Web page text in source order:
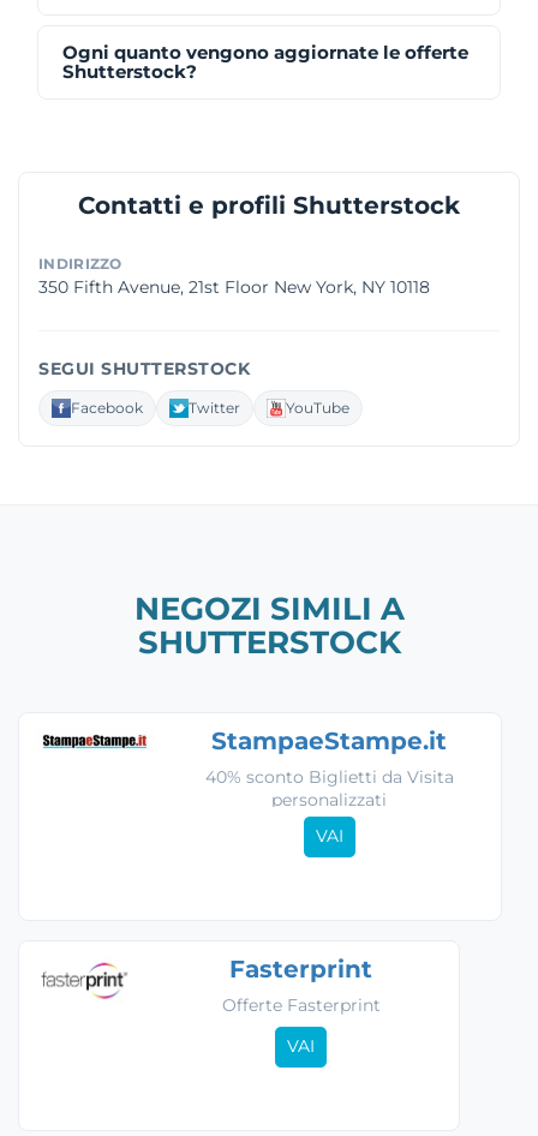
Ogni quanto vengono aggiornate le offerte
Shutterstock?
Contatti e profili Shutterstock
INDIRIZZO
350 Fifth Avenue, 21st Floor New York, NY 10118
SEGUI SHUTTERSTOCK
Facebook Twitter YouTube
NEGOZI SIMILI A
SHUTTERSTOCK
StampaeStampe.it
40% sconto Biglietti da Visita
personalizzati
VAI
Fasterprint
Offerte Fasterprint
VAI